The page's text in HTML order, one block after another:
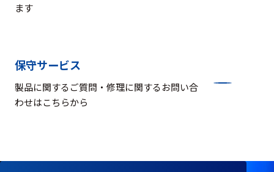
ます
保守サービス
製品に関するご質問・修理に関するお問い合
わせはこちらから